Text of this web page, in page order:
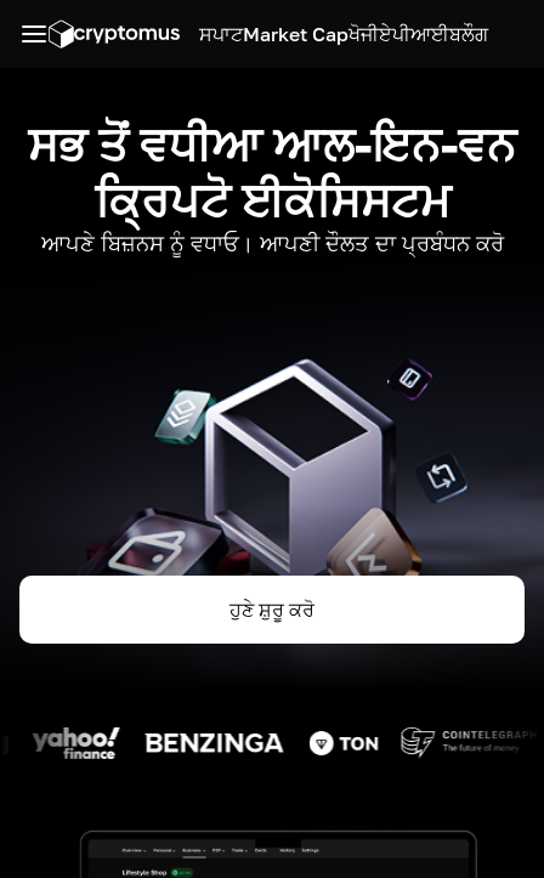
ਸਪਾਟMarket Capਖੋਜੀਏਪੀਆਈਬਲੌਗ
ਸਭ ਤੋਂ ਵਧੀਆ ਆਲ-ਇਨ-ਵਨ
ਕ੍ਰਿਪਟੋ ਈਕੋਸਿਸਟਮ
ਆਪਣੇ ਬਿਜ਼ਨਸ ਨੂੰ ਵਧਾਓ। ਆਪਣੀ ਦੌਲਤ ਦਾ ਪ੍ਰਬੰਧਨ ਕਰੋ
ਹੁਣੇ ਸ਼ੁਰੂ ਕਰੋ